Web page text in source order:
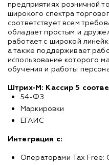
предприятиях розничной
широкого спектра
соответствует всем
обладает простым и
работает с широкой
а также поддерживает
использование которого
обучения и работы
Штрих-М: Кассир 5
54-ФЗ
Маркировки
ЕГАИС
Интеграция с:
Операторами Tax Free: